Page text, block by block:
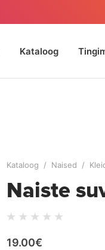
Kataloog
Kataloog / Naised /
Naiste
19.00€